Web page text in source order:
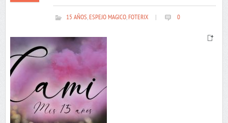
15 AÑOS,ESPEJO MAGICO,FOTERIX 0